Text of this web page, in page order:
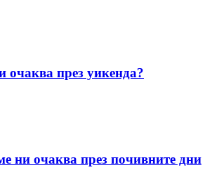
очаква през уикенда?
ни очаква през почивните дни